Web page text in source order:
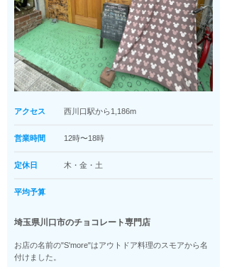
アクセス 西川口駅から1,186m
営業時間 12時〜18時
定休日 木・金・土
平均予算
埼玉県川口市のチョコレート専門店
お店の名前の"S'more"はアウトドア料理のスモアから名
付けました。